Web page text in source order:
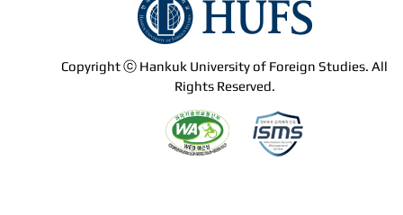
Copyright ⓒ Hankuk University of Foreign Studies. All
Rights Reserved.